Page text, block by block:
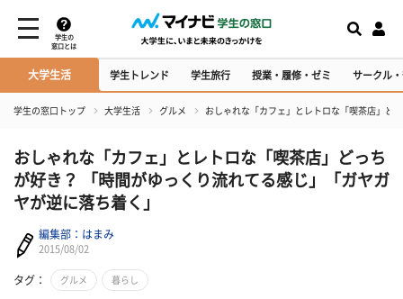
学生の
窓口とは
大学生活 学生トレンド 学生旅行 授業・履修・ゼミ サークル
学生の窓口トップ 大学生活 グルメ おしゃれな「カフェ」とレトロな「喫茶店」ど
おしゃれな「カフェ」とレトロな「喫茶店」どっち
が好き？ 「時間がゆっくり流れてる感じ」「ガヤガ
ヤが逆に落ち着く」
編集部：はまみ
2015/08/02
タグ： グルメ 暮らし